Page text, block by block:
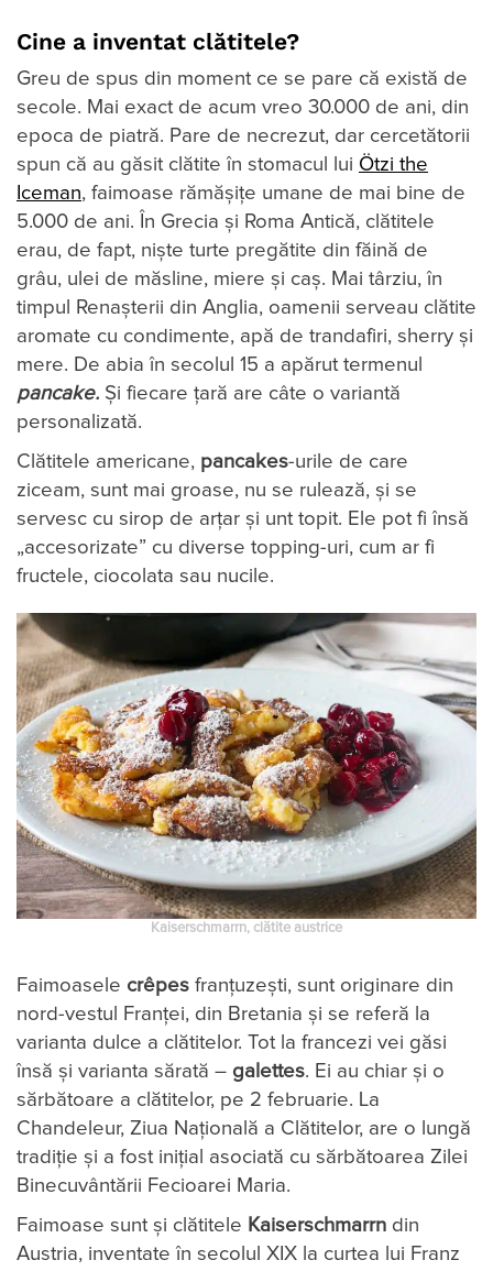
Cine a inventat clătitele?
Greu de spus din moment ce se pare că există de
secole. Mai exact de acum vreo 30.000 de ani, din
epoca de piatră. Pare de necrezut, dar cercetătorii
spun că au găsit clătite în stomacul lui Ötzi the
Iceman, faimoase rămășițe umane de mai bine de
5.000 de ani. În Grecia și Roma Antică, clătitele
erau, de fapt, niște turte pregătite din făină de
grâu, ulei de măsline, miere și caș. Mai târziu, în
timpul Renașterii din Anglia, oamenii serveau clătite
aromate cu condimente, apă de trandafiri, sherry și
mere. De abia în secolul 15 a apărut termenul
pancake. Și fiecare țară are câte o variantă
personalizată.
Clătitele americane, pancakes-urile de care
ziceam, sunt mai groase, nu se rulează, și se
servesc cu sirop de arțar și unt topit. Ele pot fi însă
„accesorizate” cu diverse topping-uri, cum ar fi
fructele, ciocolata sau nucile.
Kaiserschmarrn, clătite austrice
Faimoasele crêpes franțuzești, sunt originare din
nord-vestul Franței, din Bretania și se referă la
varianta dulce a clătitelor. Tot la francezi vei găsi
însă și varianta sărată – galettes. Ei au chiar și o
sărbătoare a clătitelor, pe 2 februarie. La
Chandeleur, Ziua Națională a Clătitelor, are o lungă
tradiție și a fost inițial asociată cu sărbătoarea Zilei
Binecuvântării Fecioarei Maria.
Faimoase sunt și clătitele Kaiserschmarrn din
Austria, inventate în secolul XIX la curtea lui Franz